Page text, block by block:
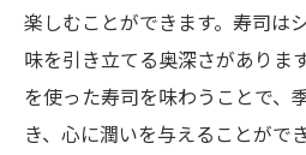
楽しむことができます。寿司は
味を引き立てる奥深さがありま
を使った寿司を味わうことで、
き、心に潤いを与えることがで